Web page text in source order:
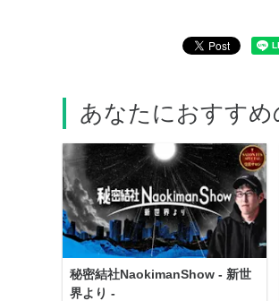
あなたにおすすめ
秘密結社NaokimanShow - 新世
界より -